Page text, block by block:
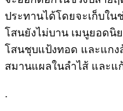
ประทานได้โดยจะเก็บใน
โสนยังไม่บาน เมนูยอด
โสนชุบแป้งทอด และแก
สมานแผลในลำไส้ และแ
.